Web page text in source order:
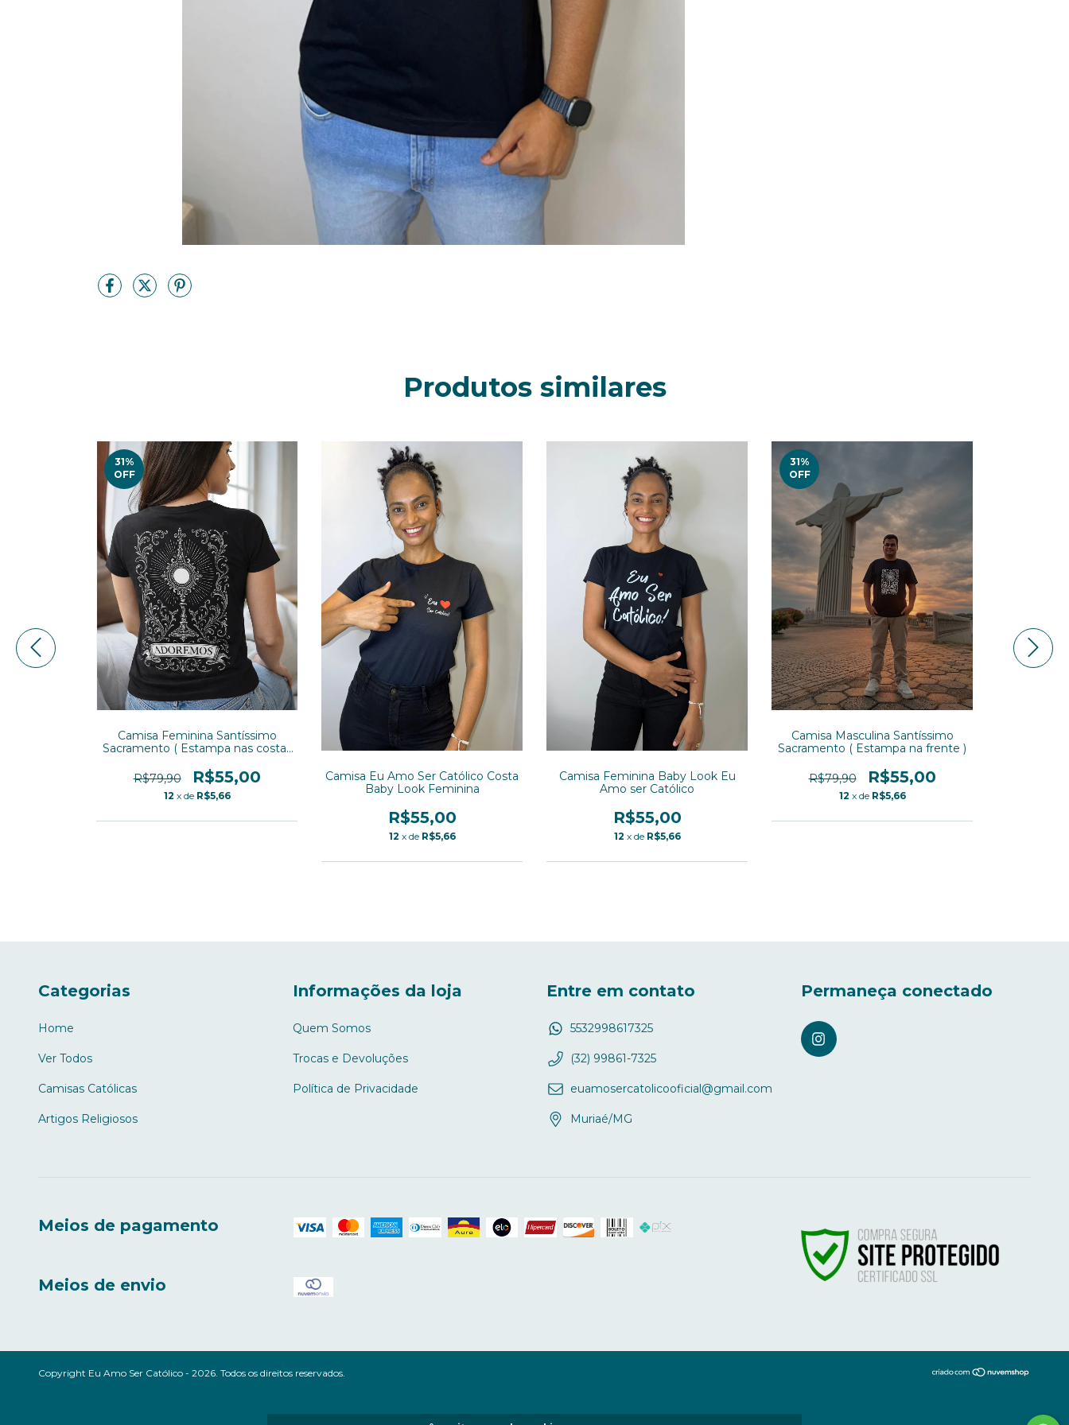
Produtos similares
31%
OFF
Camisa Feminina Santíssimo
Sacramento ( Estampa nas costas
R$79,90
R$55,00
12 x de R$5,66
Camisa Eu Amo Ser Católico Costa
Baby Look Feminina
R$55,00
12 x de R$5,66
Camisa Feminina Baby Look Eu
Amo ser Católico
R$55,00
12 x de R$5,66
31%
OFF
Camisa Masculina Santíssimo
Sacramento ( Estampa na frente )
R$79,90 R$55,00
12 x de R$5,66
Categorias
Home
Ver Todos
Camisas Católicas
Artigos Religiosos
Informações da loja
Quem Somos
Trocas e Devoluções
Política de Privacidade
Entre em contato
5532998617325
(32) 99861-7325
euamosercatolicooficial@gmail.com
Muriaé/MG
Permaneça conectado
Meios de pagamento
Meios de envio
Copyright Eu Amo Ser Católico - 2026. Todos os direitos reservados.